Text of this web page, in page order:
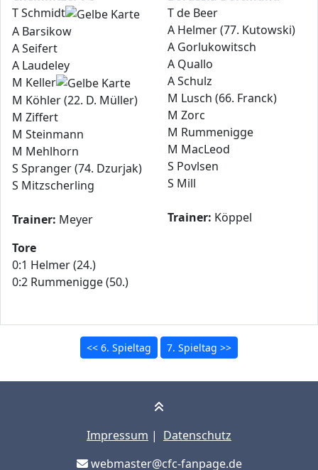
T Schmidt
A Barsikow
A Seifert
A Laudeley
M Keller
M Köhler (22. D. Müller)
M Ziffert
M Steinmann
M Mehlhorn
S Spranger (74. Dzurjak)
S Mitzscherling
Trainer: Meyer
T de Beer
A Helmer (77. Kutowski)
A Gorlukowitsch
A Quallo
A Schulz
M Lusch (66. Franck)
M Zorc
M Rummenigge
M MacLeod
S Povlsen
S Mill
Trainer: Köppel
Tore
0:1 Helmer (24.)
0:2 Rummenigge (50.)
<< 6. Spieltag 7. Spieltag >>
Impressum | Datenschutz
webmaster@cfc-fanpage.de